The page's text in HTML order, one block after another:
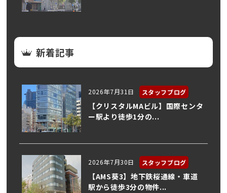
新着記事
2026年7月31日 スタッフブログ
【クリスタルMAビル】国際センタ
ー駅より徒歩1分の...
2026年7月30日 スタッフブログ
【AMS葵3】地下鉄桜通線・車道
駅から徒歩3分の物件...